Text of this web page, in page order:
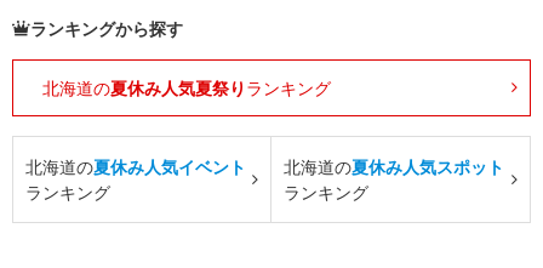
ランキングから探す
北海道の夏休み人気夏祭り ランキング
北海道の夏休み人気イベント
ランキング
北海道の夏休み人気スポット
ランキング